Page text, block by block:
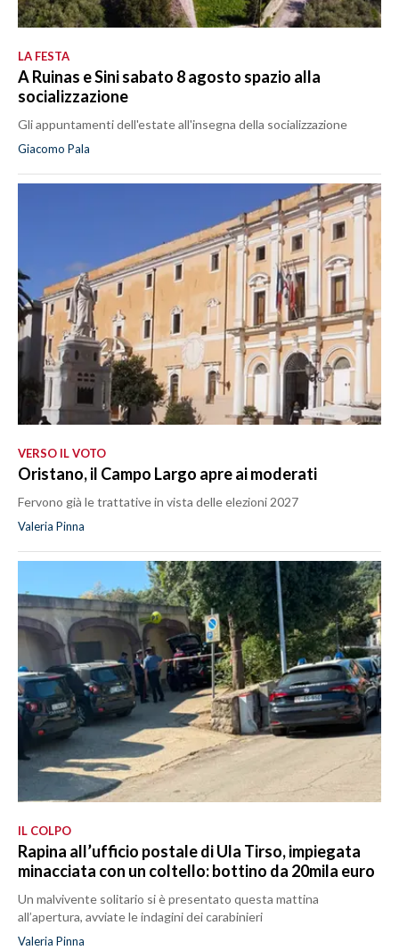
LA FESTA
A Ruinas e Sini sabato 8 agosto spazio alla
socializzazione
Gli appuntamenti dell'estate all'insegna della socializzazione
Giacomo Pala
VERSO IL VOTO
Oristano, il Campo Largo apre ai moderati
Fervono già le trattative in vista delle elezioni 2027
Valeria Pinna
IL COLPO
Rapina all’ufficio postale di Ula Tirso, impiegata
minacciata con un coltello: bottino da 20mila euro
Un malvivente solitario si è presentato questa mattina
all’apertura, avviate le indagini dei carabinieri
Valeria Pinna